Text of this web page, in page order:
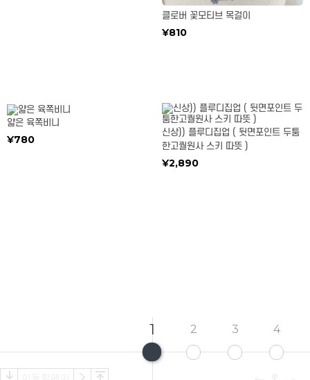
클로버 꽃모티브 목걸이
¥810
얇은 육쪽비니
¥780
신상)) 플루디집업 ( 뒷면포인트 두툼
한고퀄원사 스키 따뜻 )
¥2,890
1 2 3 4